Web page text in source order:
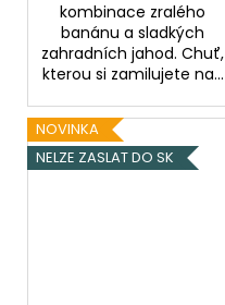
kombinace zralého
banánu a sladkých
zahradních jahod. Chuť,
kterou si zamilujete na...
NOVINKA
NELZE ZASLAT DO SK